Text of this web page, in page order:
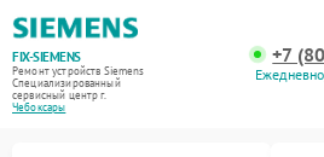
FIX-SIEMENS
Ремонт устройств Siemens
Специализированный
cервисный центр г.
Чебоксары
+7